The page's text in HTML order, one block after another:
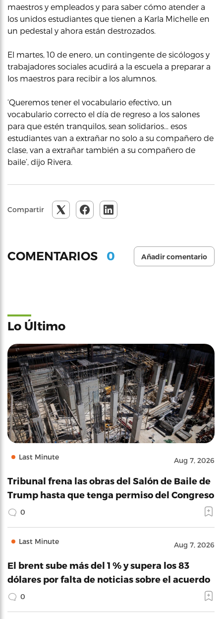
maestros y empleados y para saber cómo atender a
los unidos estudiantes que tienen a Karla Michelle en
un pedestal y ahora están destrozados.
El martes, 10 de enero, un contingente de sicólogos y
trabajadores sociales acudirá a la escuela a preparar a
los maestros para recibir a los alumnos.
‘Queremos tener el vocabulario efectivo, un
vocabulario correcto el día de regreso a los salones
para que estén tranquilos, sean solidarios… esos
estudiantes van a extrañar no solo a su compañero de
clase, van a extrañar también a su compañero de
baile’, dijo Rivera.
Compartir
COMENTARIOS 0 Añadir comentario
Lo Último
Last Minute Aug 7, 2026
Tribunal frena las obras del Salón de Baile de
Trump hasta que tenga permiso del Congreso
0
Last Minute Aug 7, 2026
El brent sube más del 1 % y supera los 83
dólares por falta de noticias sobre el acuerdo
0